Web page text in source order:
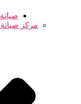
مركز